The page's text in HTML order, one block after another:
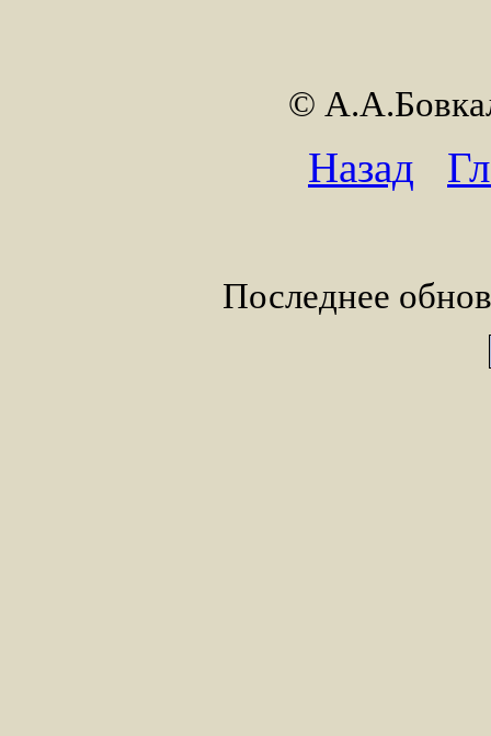
©
Назад
Последнее